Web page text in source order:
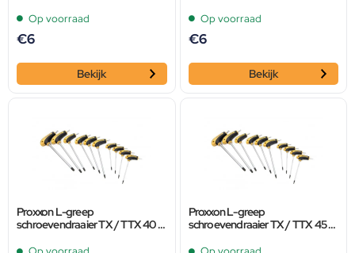
Op voorraad
€6
Bekijk
Op voorraad
€6
Bekijk
Proxxon L-greep
schroevendraaier TX / TTX 40 x
Proxxon L-greep
schroevendraaier TX / TTX 45 x